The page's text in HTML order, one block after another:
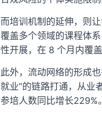
而培训机制的延伸，则
覆盖多个领域的课程体
性开展，在 8 个月内覆
此外，流动网络的形成
就业”的链路打通，从业
参培人数同比增长229%。